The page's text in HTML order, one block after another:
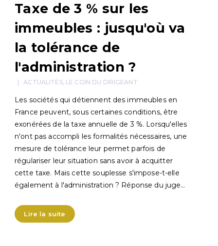
Taxe de 3 % sur les
immeubles : jusqu'où va
la tolérance de
l'administration ?
ACTUALITÉS, LE COIN DU DIRIGEANT
Les sociétés qui détiennent des immeubles en
France peuvent, sous certaines conditions, être
exonérées de la taxe annuelle de 3 %. Lorsqu'elles
n'ont pas accompli les formalités nécessaires, une
mesure de tolérance leur permet parfois de
régulariser leur situation sans avoir à acquitter
cette taxe. Mais cette souplesse s'impose-t-elle
également à l'administration ? Réponse du juge…
Lire la suite